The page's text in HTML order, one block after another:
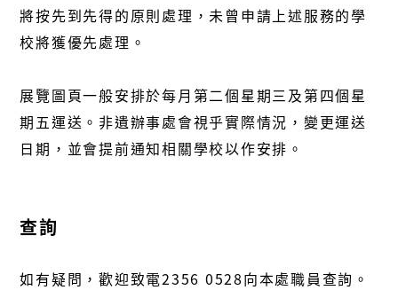
將按先到先得的原則處理，未曾申請上述服務的學
校將獲優先處理。
展覽圖頁一般安排於每月第二個星期三及第四個星
期五運送。非遺辦事處會視乎實際情況，變更運送
日期，並會提前通知相關學校以作安排。
查詢
如有疑問，歡迎致電2356 0528向本處職員查詢。